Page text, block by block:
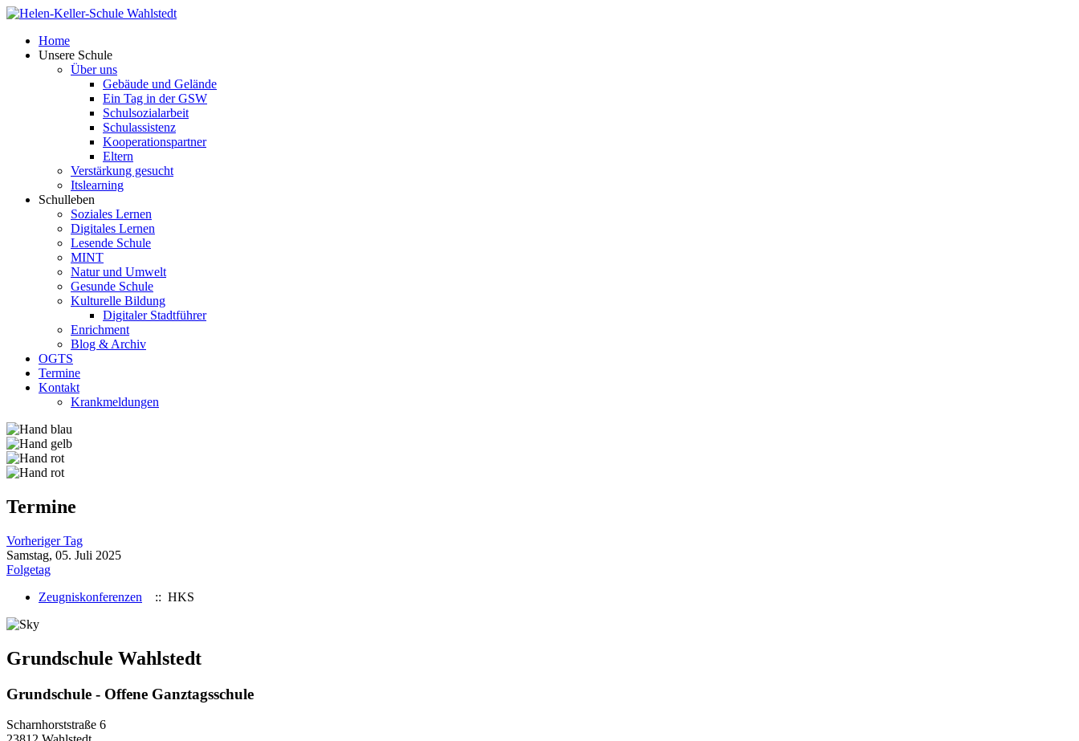
Home
Unsere Schule
Über uns
Gebäude und Gelände
Ein Tag in der GSW
Schulsozialarbeit
Schulassistenz
Kooperationspartner
Eltern
Verstärkung gesucht
Itslearning
Schulleben
Soziales Lernen
Digitales Lernen
Lesende Schule
MINT
Natur und Umwelt
Gesunde Schule
Kulturelle Bildung
Digitaler Stadtführer
Enrichment
Blog & Archiv
OGTS
Termine
Kontakt
Krankmeldungen
Termine
Vorheriger Tag
Samstag, 05. Juli 2025
Folgetag
Zeugniskonferenzen
:: HKS
Grundschule Wahlstedt
Grundschule - Offene Ganztagsschule
Scharnhorststraße 6